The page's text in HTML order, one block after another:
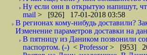
Ну если они в открытую напишут,
mail > [926] 17-01-2018 03:58
В регионах кому-нибудь доставили?
Изменение параметров доставки на
В пятницу из Даником позвонили
паспортом. (-) < Professor> [953]